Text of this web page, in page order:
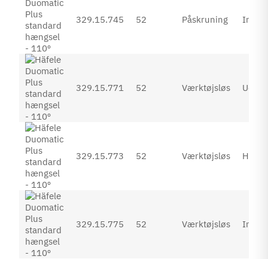
329.15.745 52 Påskruning
329.15.771 52 Værktøjsløs
329.15.773 52 Værktøjsløs
329.15.775 52 Værktøjsløs